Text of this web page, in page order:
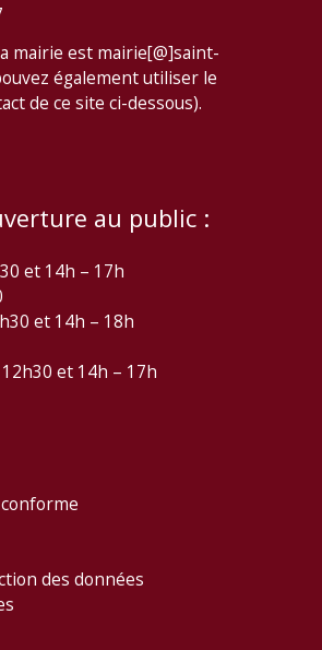
mairie est mairie[@]saint-
également utiliser le
de ce site ci-dessous).
au public :
et 14h – 17h
et 14h – 18h
et 14h – 17h
des données